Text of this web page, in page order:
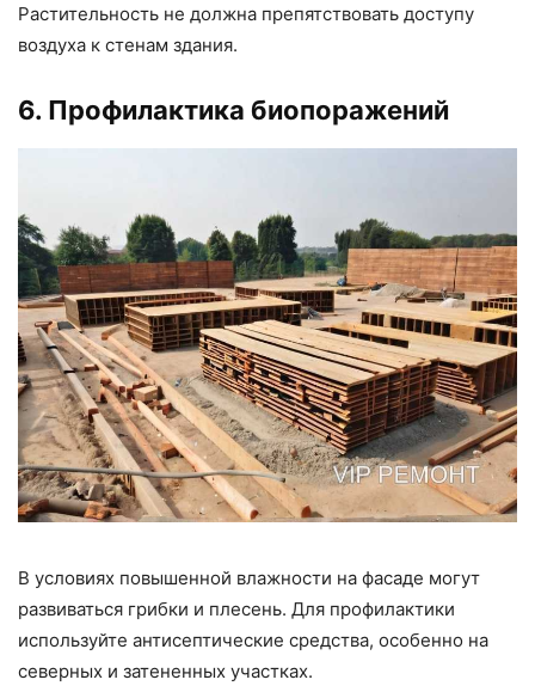
Растительность не должна препятствовать доступу
воздуха к стенам здания.
6. Профилактика биопоражений
В условиях повышенной влажности на фасаде могут
развиваться грибки и плесень. Для профилактики
используйте антисептические средства, особенно на
северных и затененных участках.